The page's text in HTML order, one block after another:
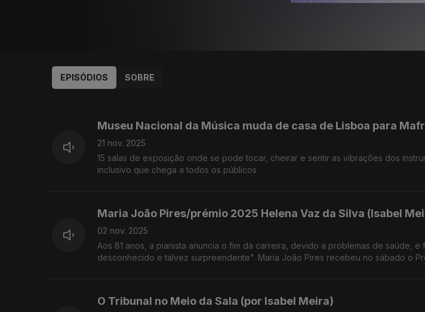
EPISÓDIOS SOBRE
Museu Nacional da Música muda de casa de Lisboa para
21 nov. 2025
15 salas de exposição onde se pode tocar, cheirar e sentir as vibrações dos
inclusivo que chega a todos os públicos
Maria João Pires/prémio 2025 Helena Vaz da Silva (Isabel
02 nov. 2025
Aos 81 anos, a pianista anuncia o fim da carreira, devido a problemas de saúde, e
desconhecido e talvez surpreendente". Maria João Pires recebeu no sábado o
O Tribunal no Meio da Sala (por Isabel Meira)